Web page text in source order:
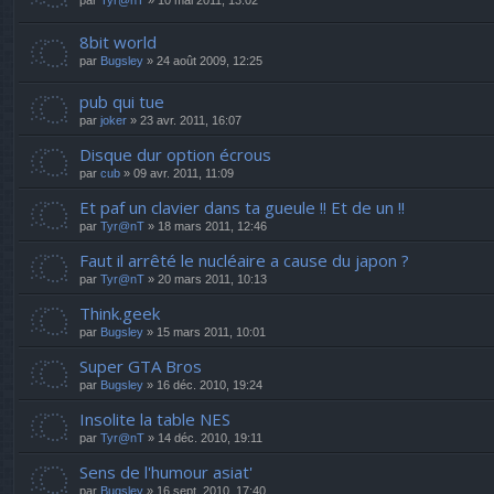
8bit world
par Bugsley » 24 août 2009, 12:25
pub qui tue
par joker » 23 avr. 2011, 16:07
Disque dur option écrous
par cub » 09 avr. 2011, 11:09
Et paf un clavier dans ta gueule !! Et de un !!
par Tyr@nT » 18 mars 2011, 12:46
Faut il arrêté le nucléaire a cause du japon ?
par Tyr@nT » 20 mars 2011, 10:13
Think.geek
par Bugsley » 15 mars 2011, 10:01
Super GTA Bros
par Bugsley » 16 déc. 2010, 19:24
Insolite la table NES
par Tyr@nT » 14 déc. 2010, 19:11
Sens de l'humour asiat'
par Bugsley » 16 sept. 2010, 17:40